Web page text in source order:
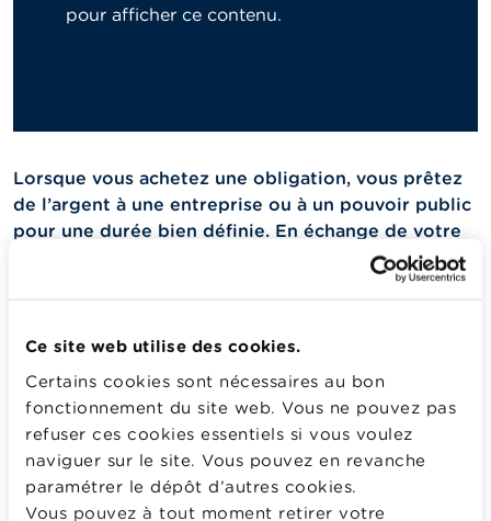
Ce site web utilise des cookies.
Certains cookies sont nécessaires au bon
fonctionnement du site web. Vous ne pouvez pas
refuser ces cookies essentiels si vous voulez
naviguer sur le site. Vous pouvez en revanche
paramétrer le dépôt d’autres cookies.
Vous pouvez à tout moment retirer votre
pour afficher ce contenu.
Lorsque vous achetez une obligation, vous prêtez
de l’argent à une entreprise ou à un pouvoir public
pour une durée bien définie. En échange de votre
argent, l’entreprise ou le pouvoir public vous paie
des intérêts. À l’échéance, l’argent prêté vous est
L’émission d’obligations, tout comme les crédits
bancaires ou l’émissiond’actions,permet donc aux
entreprises de disposer d’argent pour se développer.
Les pouvoirs publics émettent également des
obligations. En langage courant, on parle notamment
de « bon d’État ».